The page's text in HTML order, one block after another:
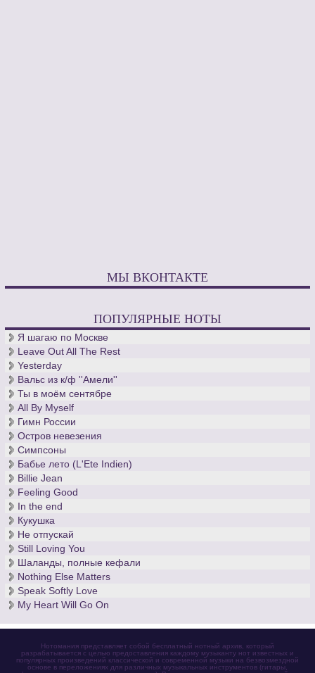
МЫ ВКОНТАКТЕ
ПОПУЛЯРНЫЕ НОТЫ
Я шагаю по Москве
Leave Out All The Rest
Yesterday
Вальс из к/ф ''Амели''
Ты в моём сентябре
All By Myself
Гимн России
Остров невезения
Симпсоны
Бабье лето (L'Ete Indien)
Billie Jean
Feeling Good
In the end
Кукушка
Не отпускай
Still Loving You
Шаланды, полные кефали
Nothing Else Matters
Speak Softly Love
My Heart Will Go On
Нотомания представляет собой бесплатный нотный архив, который
разрабатывается с целью предоставления каждому музыканту нот известных и
популярных произведений классической и современной музыки на безвозмездной
основе в переложениях для различных музыкальных инструментов (гитары,